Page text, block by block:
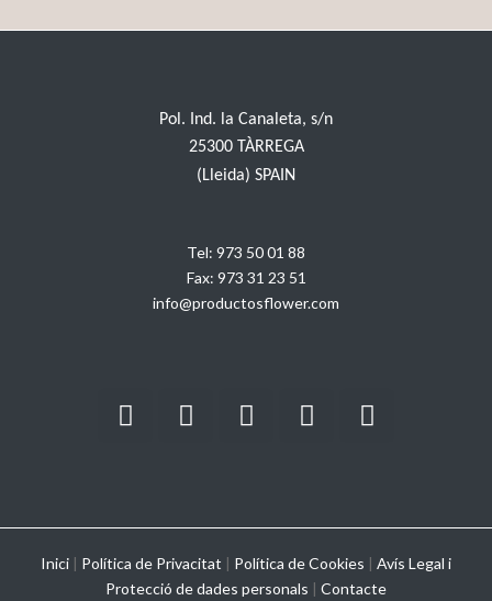
Pol. Ind. la Canaleta, s/n
25300 TÀRREGA
(Lleida) SPAIN
Tel: 973 50 01 88
Fax: 973 31 23 51
info@productosflower.com
Inici | Política de Privacitat | Política de Cookies | Avís Legal i
Protecció de dades personals | Contacte